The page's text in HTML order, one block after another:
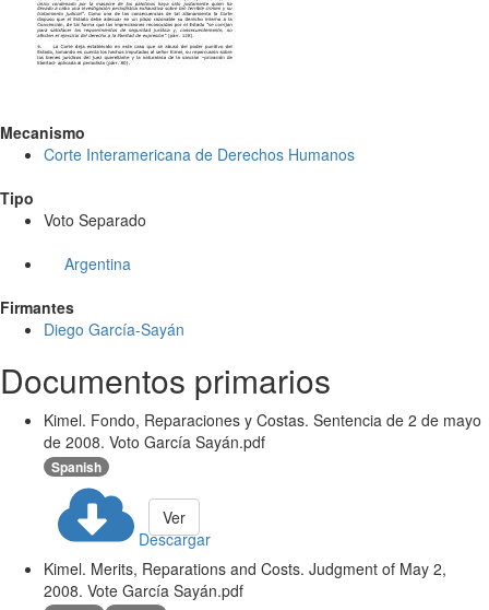
Mecanismo
Corte Interamericana de Derechos Humanos
Tipo
Voto Separado
Argentina
Firmantes
Diego García-Sayán
Documentos primarios
Kimel. Fondo, Reparaciones y Costas. Sentencia de 2 de mayo
de 2008. Voto García Sayán.pdf
Spanish
Descargar
Ver
Kimel. Merits, Reparations and Costs. Judgment of May 2,
2008. Vote García Sayán.pdf